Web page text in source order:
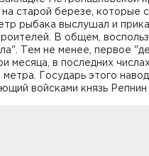
на старой березе, которые
рыбака выслушал и
В общем,
Тем не менее, первое
месяца, в последних
метра. Государь этого
войсками князь